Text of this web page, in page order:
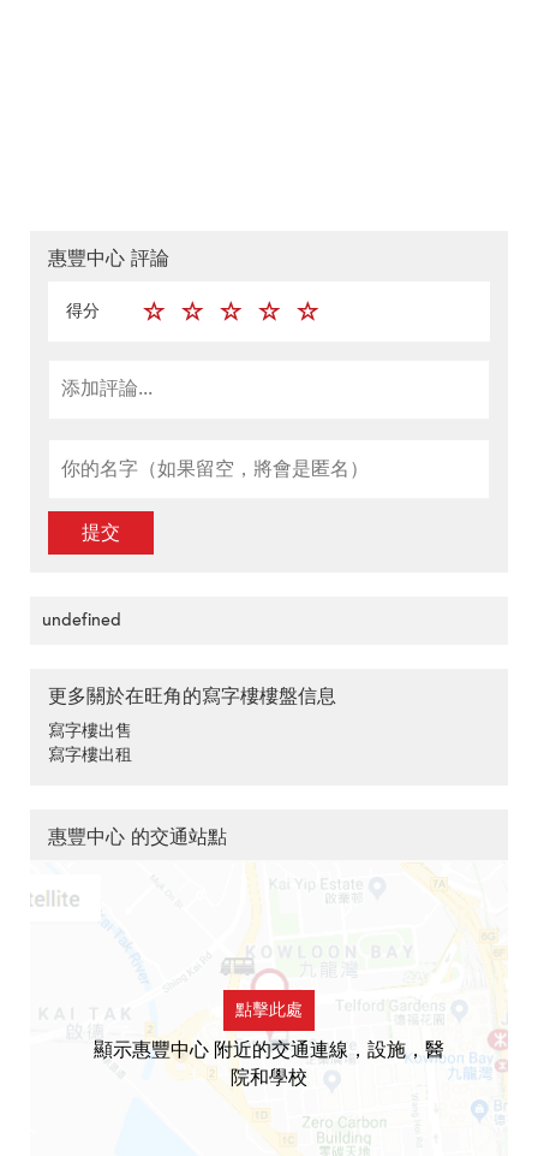
惠豐中心 評論
得分
提交
undefined
更多關於在旺角的寫字樓樓盤信息
寫字樓出售
寫字樓出租
惠豐中心 的交通站點
點擊此處
顯示惠豐中心 附近的交通連線，設施，醫
院和學校